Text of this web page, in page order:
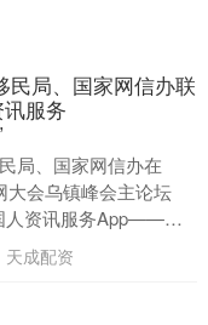
民局、国家网信办联
服务
局、国家网信办在
大会乌镇峰会主论坛
人资讯服务App——
旨在帮助外....
天成配资